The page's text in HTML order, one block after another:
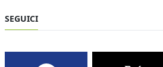
SEGUICI